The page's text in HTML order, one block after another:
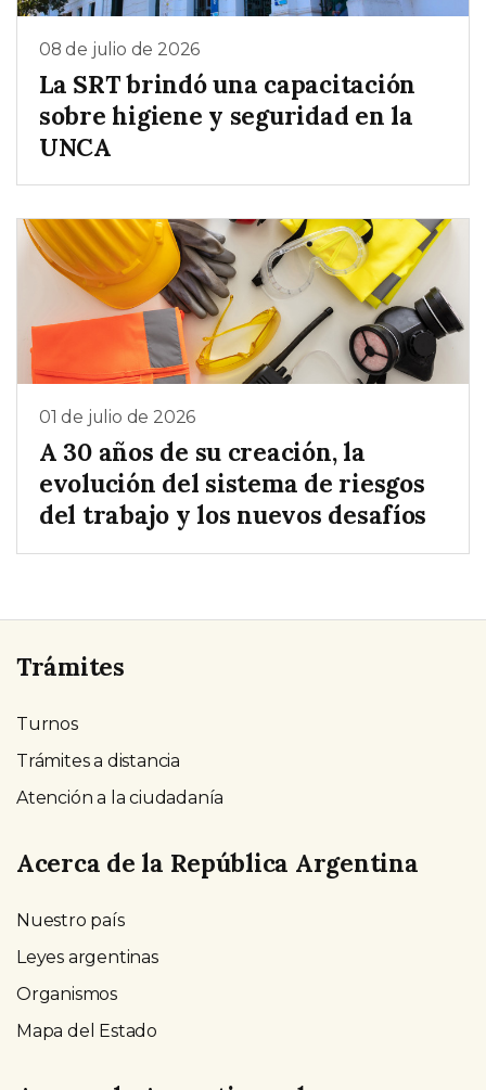
08 de julio de 2026
La SRT brindó una capacitación
sobre higiene y seguridad en la
UNCA
01 de julio de 2026
A 30 años de su creación, la
evolución del sistema de riesgos
del trabajo y los nuevos desafíos
Trámites
Turnos
Trámites a distancia
Atención a la ciudadanía
Acerca de la República Argentina
Nuestro país
Leyes argentinas
Organismos
Mapa del Estado